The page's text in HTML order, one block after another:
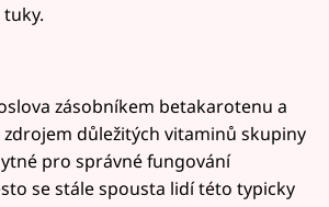
zásobníkem betakarotenu a
zdrojem důležitých vitaminů skupiny
pro správné fungování
se stále spousta lidí této typicky